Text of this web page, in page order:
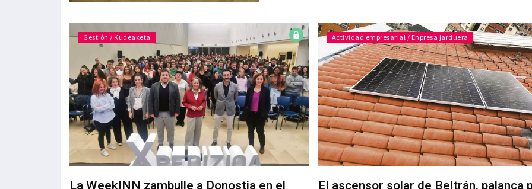
Gestión / Kudeaketa
La WeekINN zambulle a Donostia en el
Actividad empresarial / Enpresa jarduera
El ascensor solar de Beltrán, palanca